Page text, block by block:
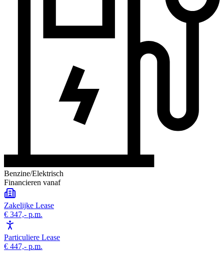
Benzine/Elektrisch
Financieren vanaf
Zakelijke Lease
€ 347,- p.m.
Particuliere Lease
€ 447,- p.m.